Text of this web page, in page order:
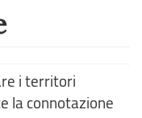
i territori
la connotazione